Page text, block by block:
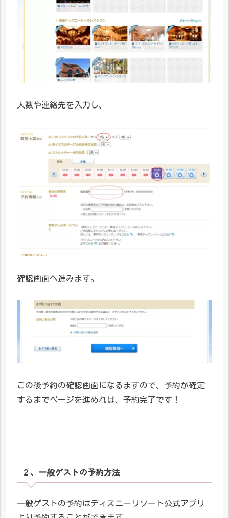
人数や連絡先を入力し、
確認画面へ進みます。
この後予約の確認画面になるますので、予約が確定
するまでページを進めれば、予約完了です！
２、一般ゲストの予約方法
一般ゲストの予約はディズニーリゾート公式アプリ